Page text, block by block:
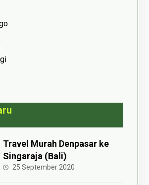
Travel Murah Denpasar ke
Singaraja (Bali)
25 September 2020